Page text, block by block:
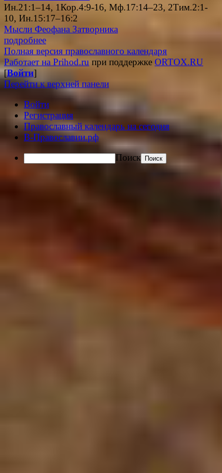
Ин.21:1–14, 1Кор.4:9-16, Мф.17:14–23, 2Тим.2:1-
10, Ин.15:17–16:2
Мысли Феофана Затворника
подробнее
Полная версия православного календаря
Работает на Prihod.ru при поддержке ORTOX.RU
[Войти]
Перейти к верхней панели
Войти
Регистрация
Православный календарь на сегодня
В-Православии.рф
Поиск